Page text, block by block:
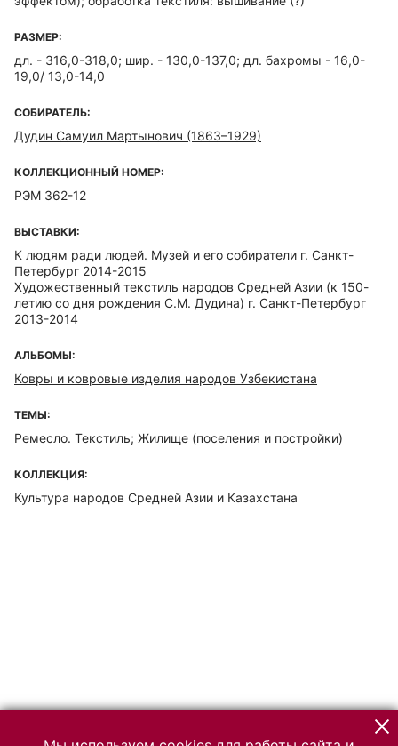
РАЗМЕР:
дл. - 316,0-318,0; шир. - 130,0-137,0; дл. бахромы - 16,0-
19,0/ 13,0-14,0
СОБИРАТЕЛЬ:
Дудин Самуил Мартынович (1863–1929)
КОЛЛЕКЦИОННЫЙ НОМЕР:
РЭМ 362-12
ВЫСТАВКИ:
К людям ради людей. Музей и его собиратели г. Санкт-
Петербург 2014-2015
Художественный текстиль народов Средней Азии (к 150-
летию со дня рождения С.М. Дудина) г. Санкт-Петербург
2013-2014
АЛЬБОМЫ:
Ковры и ковровые изделия народов Узбекистана
ТЕМЫ:
Ремесло. Текстиль; Жилище (поселения и постройки)
КОЛЛЕКЦИЯ:
Культура народов Средней Азии и Казахстана